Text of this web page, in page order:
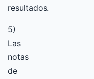
resultados.
5)
Las
notas
de